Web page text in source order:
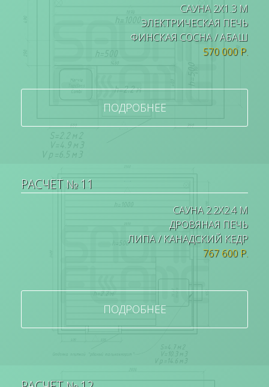
САУНА 2Х1.3 М
ЭЛЕКТРИЧЕСКАЯ ПЕЧЬ
ФИНСКАЯ СОСНА / АБАШ
570 000 Р.
ПОДРОБНЕЕ
РАСЧЕТ № 11
САУНА 2.2Х2.4 М
ДРОВЯНАЯ ПЕЧЬ
ЛИПА / КАНАДСКИЙ КЕДР
767 600 Р.
ПОДРОБНЕЕ